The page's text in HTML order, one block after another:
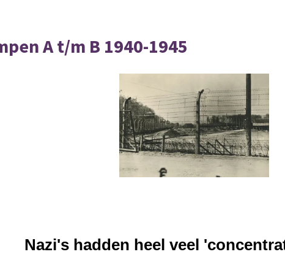
A t/m B 1940-1945
Nazi's hadden heel veel